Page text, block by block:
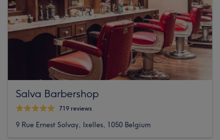
Salva Barbershop
719 reviews
9 Rue Ernest Solvay, Ixelles, 1050 Belgium